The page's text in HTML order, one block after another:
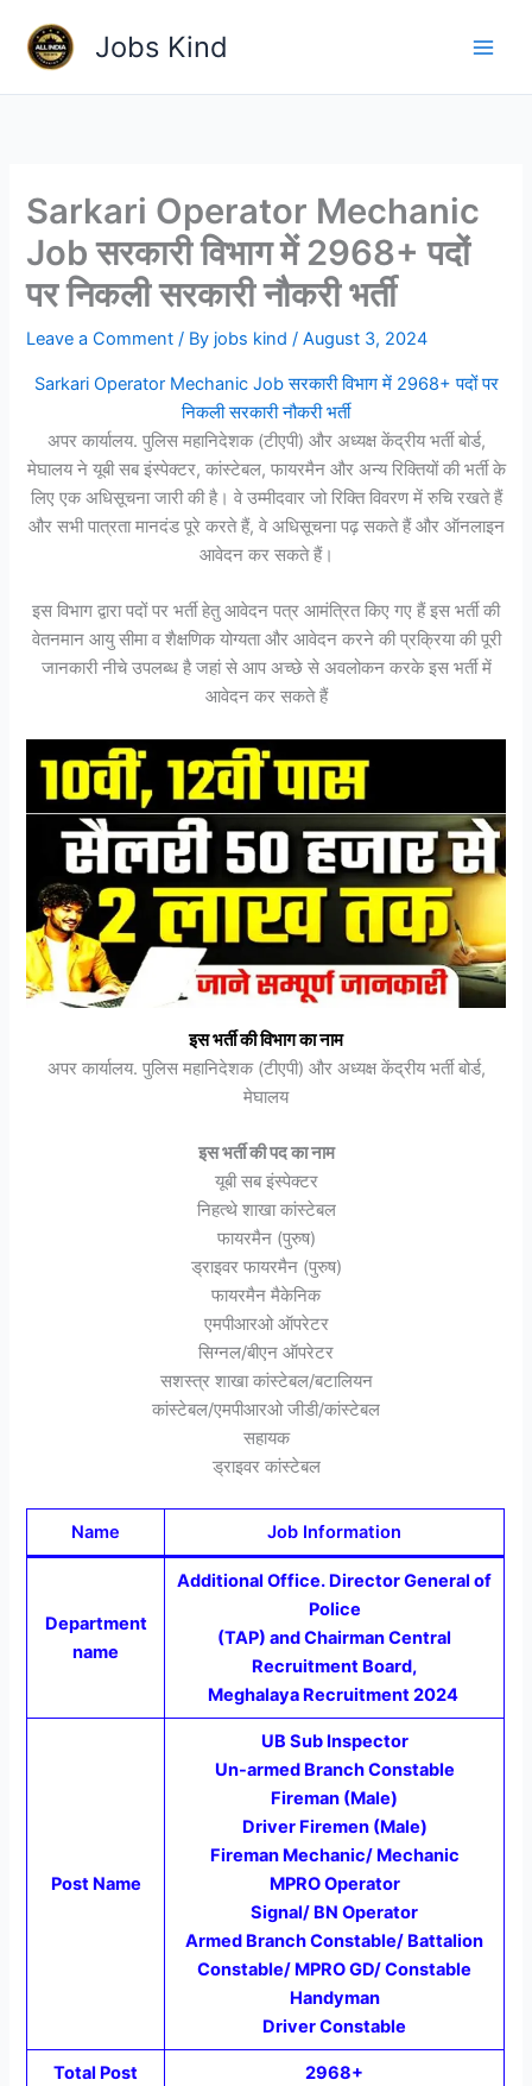
content
Jobs Kind
Sarkari Operator Mechanic
Job सरकारी विभाग में 2968+ पदों
पर निकली सरकारी नौकरी भर्ती
Leave a Comment / By jobs kind/August 3, 2024
Sarkari Operator Mechanic Job सरकारी विभाग में 2968+ पदों पर
निकली सरकारी नौकरी भर्ती
अपर कार्यालय. पुलिस महानिदेशक (टीएपी) और अध्यक्ष केंद्रीय भर्ती बोर्ड,
मेघालय ने यूबी सब इंस्पेक्टर, कांस्टेबल, फायरमैन और अन्य रिक्तियों की भर्ती के
लिए एक अधिसूचना जारी की है। वे उम्मीदवार जो रिक्ति विवरण में रुचि रखते हैं
और सभी पात्रता मानदंड पूरे करते हैं, वे अधिसूचना पढ़ सकते हैं और ऑनलाइन
आवेदन कर सकते हैं।
इस विभाग द्वारा पदों पर भर्ती हेतु आवेदन पत्र आमंत्रित किए गए हैं इस भर्ती की
वेतनमान आयु सीमा व शैक्षणिक योग्यता और आवेदन करने की प्रक्रिया की पूरी
जानकारी नीचे उपलब्ध है जहां से आप अच्छे से अवलोकन करके इस भर्ती में
आवेदन कर सकते हैं
इस भर्ती की विभाग का नाम
अपर कार्यालय. पुलिस महानिदेशक (टीएपी) और अध्यक्ष केंद्रीय भर्ती बोर्ड,
मेघालय
इस भर्ती की पद का नाम
यूबी सब इंस्पेक्टर
निहत्थे शाखा कांस्टेबल
फायरमैन (पुरुष)
ड्राइवर फायरमैन (पुरुष)
फायरमैन मैकेनिक
एमपीआरओ ऑपरेटर
सिग्नल/बीएन ऑपरेटर
सशस्त्र शाखा कांस्टेबल/बटालियन
कांस्टेबल/एमपीआरओ जीडी/कांस्टेबल
सहायक
ड्राइवर कांस्टेबल
Name Job Information
Department
name
Additional Office. Director General of
Police
(TAP) and Chairman Central
Recruitment Board,
Meghalaya Recruitment 2024
Post Name
UB Sub Inspector
Un-armed Branch Constable
Fireman (Male)
Driver Firemen (Male)
Fireman Mechanic/ Mechanic
MPRO Operator
Signal/ BN Operator
Armed Branch Constable/ Battalion
Constable/ MPRO GD/ Constable
Handyman
Driver Constable
Total Post 2968+